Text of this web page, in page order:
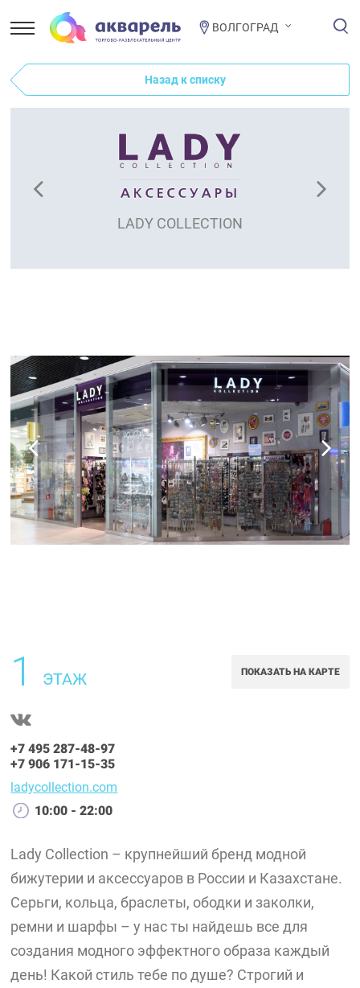
ВОЛГОГРАД
Назад к списку
LADY COLLECTION
1 ЭТАЖ ПОКАЗАТЬ НА КАРТЕ
+7 495 287-48-97
+7 906 171-15-35
ladycollection.com
10:00 - 22:00
Lady Collection – крупнейший бренд модной
бижутерии и аксессуаров в России и Казахстане.
Серьги, кольца, браслеты, ободки и заколки,
ремни и шарфы – у нас ты найдешь все для
создания модного эффектного образа каждый
день! Какой стиль тебе по душе? Строгий и